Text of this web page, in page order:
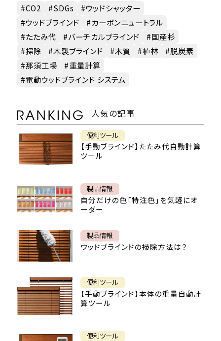
CO2 SDGs
ウッドシャッター
ウッドブラインド
カーボンニュートラル
たたみ代
バーチカルブラインド
国産杉
掃除
木製ブラインド 木質 植林
脱炭素
那須工場
重量計算
電動ウッドブラインド システム
人気の記事
便利ツール
【手動ブラインド】たたみ代自動計算
ツール
製品情報
自分だけの色「特注色」を気軽にオ
ーダー
製品情報
ウッドブラインドの掃除方法は？
便利ツール
【手動ブラインド】本体の重量自動計
算ツール
便利ツール